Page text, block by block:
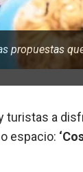
propuestas
turistas a
espacio: